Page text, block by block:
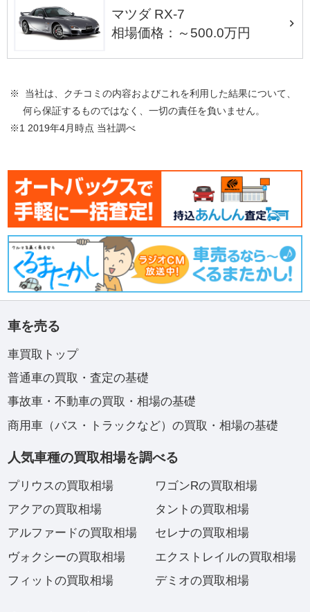
マツダ RX-7
相場価格：～500.0万円
※ 当社は、クチコミの内容およびこれを利用した結果について、
何ら保証するものではなく、一切の責任を負いません。
※1 2019年4月時点 当社調べ
車を売る
車買取トップ
普通車の買取・査定の基礎
事故車・不動車の買取・相場の基礎
商用車（バス・トラックなど）の買取・相場の基礎
人気車種の買取相場を調べる
プリウスの買取相場
アクアの買取相場
アルファードの買取相場
ヴォクシーの買取相場
フィットの買取相場
ワゴンRの買取相場
タントの買取相場
セレナの買取相場
エクストレイルの買取相場
デミオの買取相場